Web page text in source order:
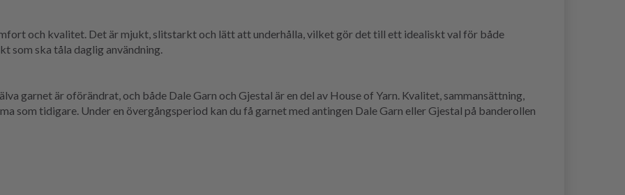
och kvalitet. Det är mjukt, slitstarkt och lätt att underhålla, vilket gör det till ett idealiskt val för både
som ska tåla daglig användning.
garnet är oförändrat, och både Dale Garn och Gjestal är en del av House of Yarn. Kvalitet, sammansättning,
som tidigare. Under en övergångsperiod kan du få garnet med antingen Dale Garn eller Gjestal på banderollen